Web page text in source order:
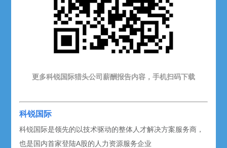
更多科锐国际猎头公司薪酬报告内容，手机扫码下载
科锐国际
科锐国际是领先的以技术驱动的整体人才解决方案服务商，
也是国内首家登陆A股的人力资源服务企业